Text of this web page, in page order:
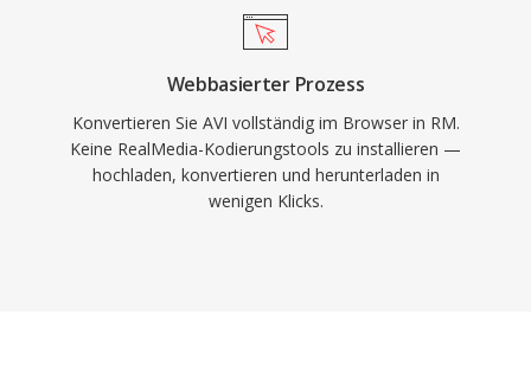
Bildungseinrichtungen und Medienbibliotheken,
die RealMedia auf dem Höhepunkt seiner
Popularität einsetzten.
Webbasierter Prozess
Konvertieren Sie AVI vollständig im Browser in RM.
Keine RealMedia-Kodierungstools zu installieren —
hochladen, konvertieren und herunterladen in
wenigen Klicks.